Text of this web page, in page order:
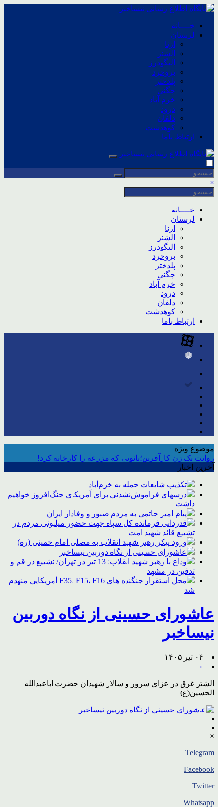
خــــانه
لرستان
ازنا
الشتر
الیگودرز
بروجرد
پلدختر
چگنی
خرم آباد
درود
دلفان
کوهدشت
ارتباط باما
×
خــــانه
لرستان
ازنا
الشتر
الیگودرز
بروجرد
پلدختر
چگنی
خرم آباد
درود
دلفان
کوهدشت
ارتباط باما
موضوع ویژه
روایت یک زن کارآفرین؛بانویی که مزرعه را کارخانه کرد!
آخرین اخبار
تکذیب شایعات حمله به خرم‌آباد
درسهای فراموش‌نشدنی برای آمریکای جنگ‌افروز خواهیم
داشت
پیام امیر حاتمی به مردم صبور و وفادار ایران
قدردانی فرمانده کل سپاه جهت حضور میلیونی مردم در
تشییع قائد شهید امت
ورود پیکر رهبر شهید انقلاب به مصلی امام خمینی (ره)
عاشورای حسینی از نگاه دوربین نیساخبر
وداع با رهبر شهید انقلاب؛ 13 تیر در تهران/ تشییع در قم و
تدفین در مشهد
محل استقرار جنگنده های F35، F15، F16 آمریکایی منهدم
شد
عاشورای حسینی از نگاه دوربین
نیساخبر
۰۴ تیر ۱۴۰۵
۰
الشتر غرق در عزای سرور و سالار شهیدان حضرت اباعبدالله
الحسین(ع)
×
Telegram
Facebook
Twitter
Whatsapp